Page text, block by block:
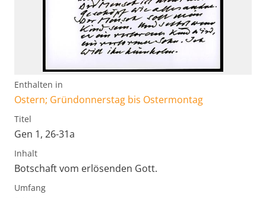
Enthalten in
Ostern; Gründonnerstag bis Ostermontag
Titel
Gen 1, 26-31a
Inhalt
Botschaft vom erlösenden Gott.
Umfang